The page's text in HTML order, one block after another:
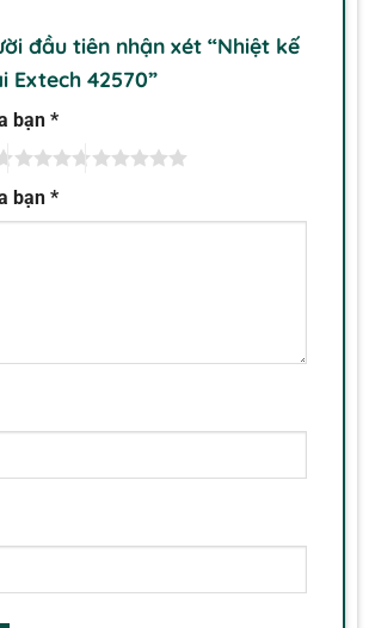
đầu tiên nhận xét “Nhiệt kế
Extech 42570”
bạn *
bạn *